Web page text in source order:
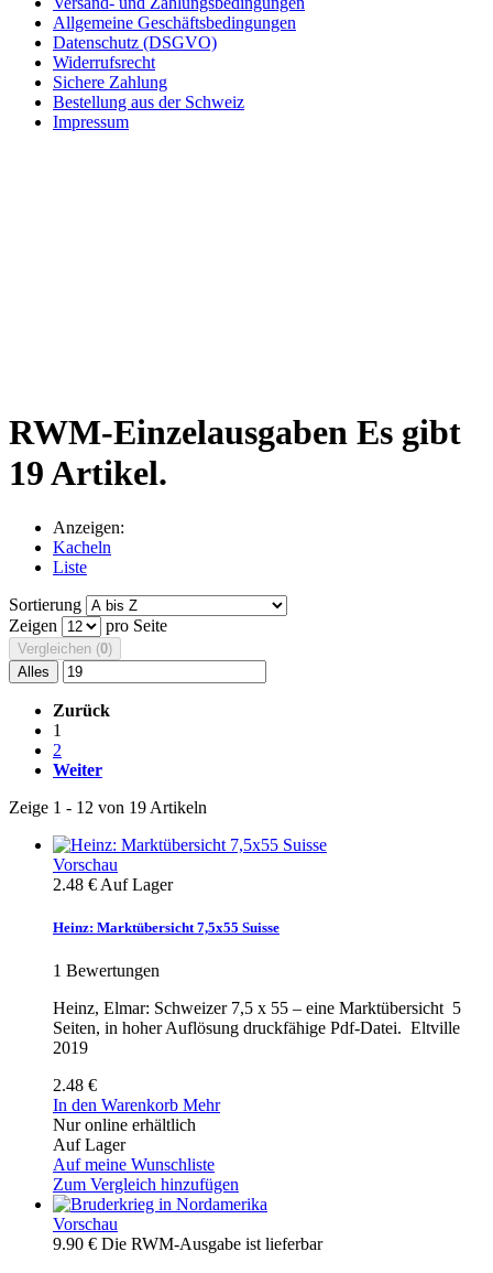
Allgemeine Geschäftsbedingungen
Datenschutz (DSGVO)
Widerrufsrecht
Sichere Zahlung
Bestellung aus der Schweiz
Impressum
RWM-Einzelausgaben Es gibt
19 Artikel.
Anzeigen:
Kacheln
Liste
Sortierung
Zeigen
pro Seite
Vergleichen (0)
Alles
Zurück
1
2
Weiter
Zeige 1 - 12 von 19 Artikeln
Vorschau
2.48 € Auf Lager
Heinz: Marktübersicht 7,5x55 Suisse
1 Bewertungen
Heinz, Elmar: Schweizer 7,5 x 55 – eine Marktübersicht 5
Seiten, in hoher Auflösung druckfähige Pdf-Datei. Eltville
2019
2.48 €
In den Warenkorb Mehr
Nur online erhältlich
Auf Lager
Auf meine Wunschliste
Zum Vergleich hinzufügen
Vorschau
9.90 € Die RWM-Ausgabe ist lieferbar